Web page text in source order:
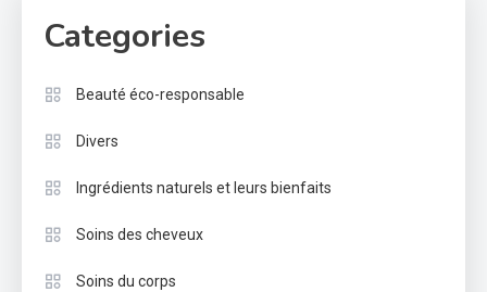
Categories
Beauté éco-responsable
Divers
Ingrédients naturels et leurs bienfaits
Soins des cheveux
Soins du corps